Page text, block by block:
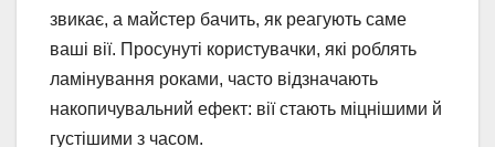
звикає, а майстер бачить, як реагують саме
ваші вії. Просунуті користувачки, які роблять
ламінування роками, часто відзначають
накопичувальний ефект: вії стають міцнішими й
густішими з часом.